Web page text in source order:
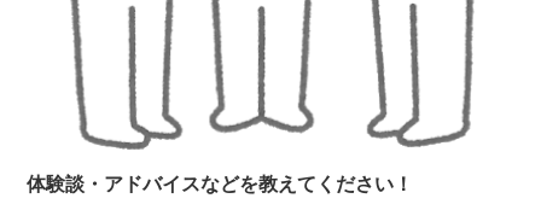
体験談・アドバイスなどを教えてください！